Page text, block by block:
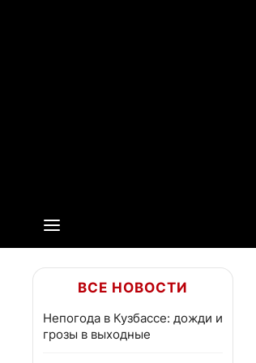
ВСЕ НОВОСТИ
Непогода в Кузбассе: дожди и
грозы в выходные